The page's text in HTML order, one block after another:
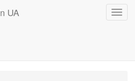
UA